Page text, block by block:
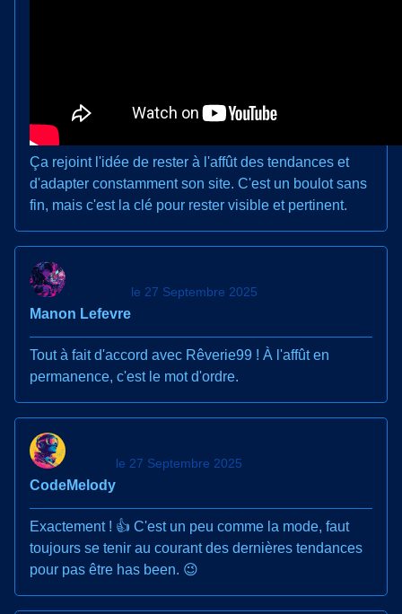
Ça rejoint l'idée de rester à l'affût des tendances et
d'adapter constamment son site. C'est un boulot sans
fin, mais c'est la clé pour rester visible et pertinent.
Manon Lefevre
le 27 Septembre 2025
Tout à fait d'accord avec Rêverie99 ! À l'affût en
permanence, c'est le mot d'ordre.
CodeMelody
le 27 Septembre 2025
Exactement ! 👍 C'est un peu comme la mode, faut
toujours se tenir au courant des dernières tendances
pour pas être has been. 😉